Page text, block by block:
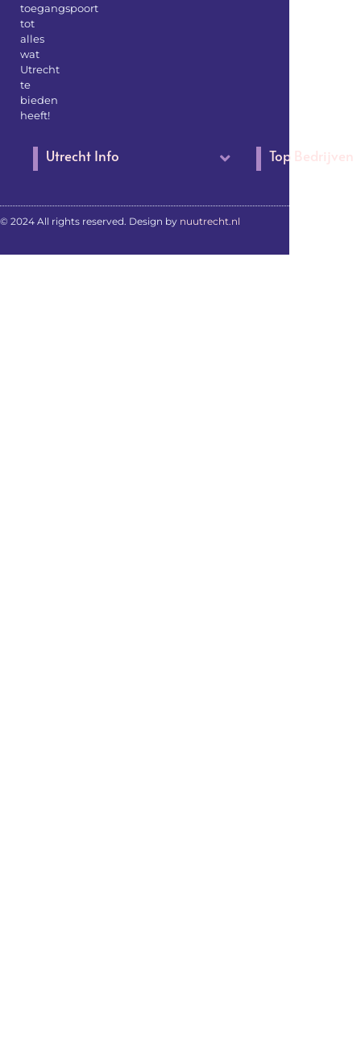
toegangspoort
tot
alles
wat
Utrecht
te
bieden
heeft!
Utrecht Info Top Bedrijven
© 2024 All rights reserved. Design by nuutrecht.nl